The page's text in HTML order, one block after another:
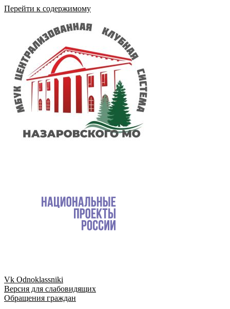
Перейти к содержимому
Vk Odnoklassniki
Версия для слабовидящих
Обращения граждан